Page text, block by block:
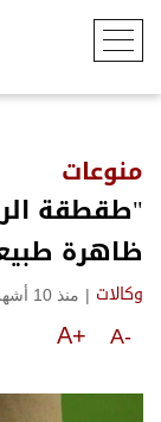
منوعات
"طقطقة
ظاهرة
وكالات | منذ 10 أشهر
A-
A+